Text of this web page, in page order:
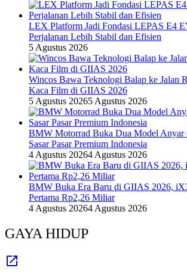
LEX Platform Jadi Fondasi LEPAS E4
Perjalanan Lebih Stabil dan Efisien
5 Agustus 2026
Wincos Bawa Teknologi Balap ke Jalan
Kaca Film di GIIAS 2026
5 Agustus 20265 Agustus 2026
BMW Motorrad Buka Dua Model Anyar
Sasar Pasar Premium Indonesia
4 Agustus 20264 Agustus 2026
BMW Buka Era Baru di GIIAS 2026,
Pertama Rp2,26 Miliar
4 Agustus 20264 Agustus 2026
GAYA HIDUP